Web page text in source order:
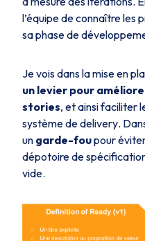
l’équipe de connaître les
sa phase de
Je vois dans la mise en
un levier pour
stories, et ainsi faciliter
système dedelivery.
un garde-foupour
dépotoire de
vide.